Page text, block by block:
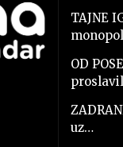
TAJNE
OD
uz…